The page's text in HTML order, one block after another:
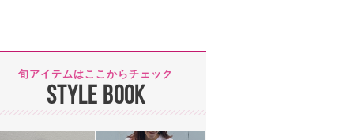
旬アイテムはここからチェック
STYLE BOOK